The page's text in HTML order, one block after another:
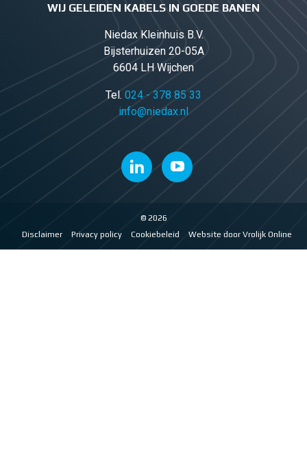
WIJ GELEIDEN KABELS IN GOEDE BANEN
Niedax Kleinhuis B.V.
Bijsterhuizen 20-05A
6604 LH Wijchen
Tel. 024 - 378 85 33
info@niedax.nl
© 2026
Disclaimer
Privacy policy Cookiebeleid Website door Vrolijk Online